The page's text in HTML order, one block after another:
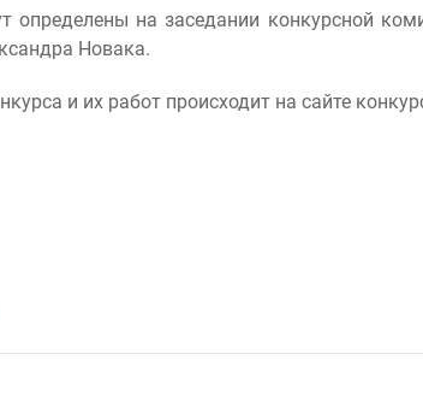
определены на заседании конкурсной
Новака.
и их работ происходит на сайте